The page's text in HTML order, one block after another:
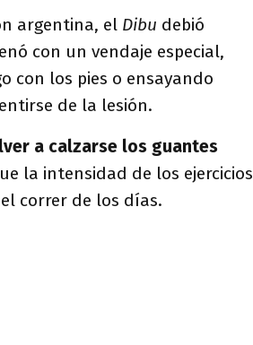
argentina, el Dibu debió
con un vendaje especial,
con los pies o ensayando
de la lesión.
a calzarse los guantes
la intensidad de los ejercicios
correr de los días.